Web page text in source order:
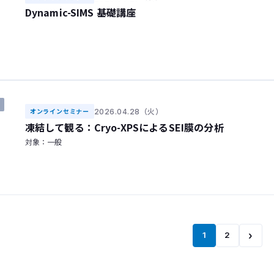
Dynamic-SIMS 基礎講座
オンラインセミナー 2026.04.28（火）
凍結して観る：Cryo-XPSによるSEI膜の分析
対象：一般
1 2 ›